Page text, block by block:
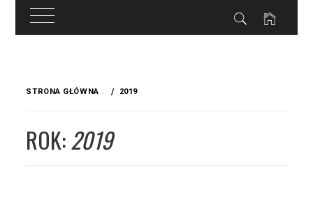
STRONA GŁÓWNA 2019
ROK:2019